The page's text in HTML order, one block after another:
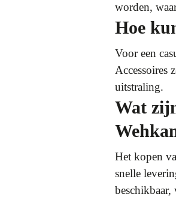
worden,
Hoe
Voor een
Accessoires
uitstraling.
Wat
Het kopen
snelle